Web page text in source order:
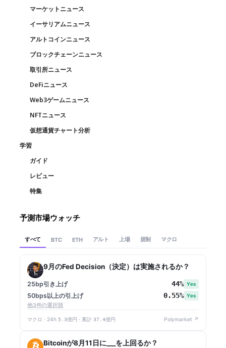
マーケットニュース
イーサリアムニュース
アルトコインニュース
ブロックチェーンニュース
取引所ニュース
DeFiニュース
Web3ゲームニュース
NFTニュース
仮想通貨チャート分析
学習
ガイド
レビュー
特集
予測市場ウォッチ
すべて BTC ETH アルト 上場 規制 マクロ
9月のFed Decision（決定）は実施されるか？
25bp引き上げ 44% Yes
50bps以上の引上げ 0.55% Yes
他3件の選択肢
マクロ · 24h 5.3億円 · 累計 37.4億円 Polymarket ↗
Bitcoinが8月11日に___を上回るか？